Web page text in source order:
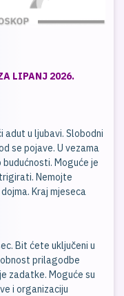
LIPANJ 2026.
adut u ljubavi. Slobodni
se pojave. U vezama
Moguće je
Nemojte
Kraj mjeseca
Bit ćete uključeni u
prilagodbe
zadatke. Moguće su
i organizaciju